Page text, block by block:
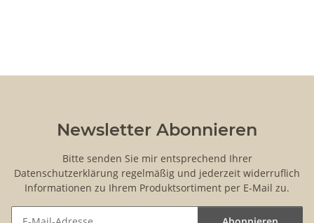
Newsletter Abonnieren
Bitte senden Sie mir entsprechend Ihrer
Datenschutzerklärung regelmäßig und jederzeit widerruflich
Informationen zu Ihrem Produktsortiment per E-Mail zu.